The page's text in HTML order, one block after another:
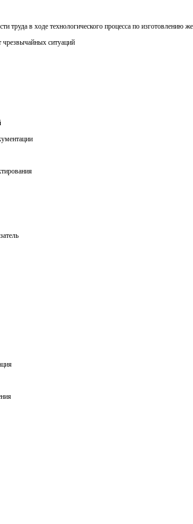
труда в ходе технологического процесса по изготовлению
чрезвычайных ситуаций